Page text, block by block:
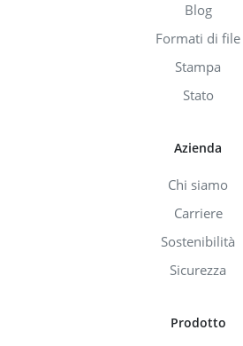
Blog
Formati di file
Stampa
Stato
Azienda
Chi siamo
Carriere
Sostenibilità
Sicurezza
Prodotto